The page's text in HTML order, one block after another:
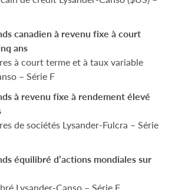
canadien à revenu fixe à court
ans
à court terme et à taux variable
– Série F
à revenu fixe à rendement élevé
de sociétés Lysander-Fulcra – Série
équilibré d’actions mondiales sur
Lysander-Canso – Série F